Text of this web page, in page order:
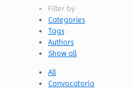
Filter by
Categories
Tags
Authors
Show all
All
Convocatoria